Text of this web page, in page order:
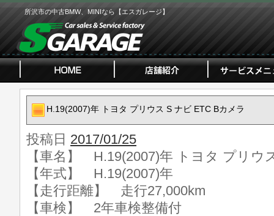
所沢市の中古BMW、MINIなら【エスガレージ】
H.19(2007)年 トヨタ プリウス S ナビ ETC Bカメラ
投稿日 2017/01/25
【車名】 H.19(2007)年 トヨタ プリウ
【年式】 H.19(2007)年
【走行距離】 走行27,000km
【車検】 2年車検整備付